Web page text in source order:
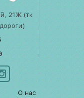
21Ж (тк
дороги)
О нас